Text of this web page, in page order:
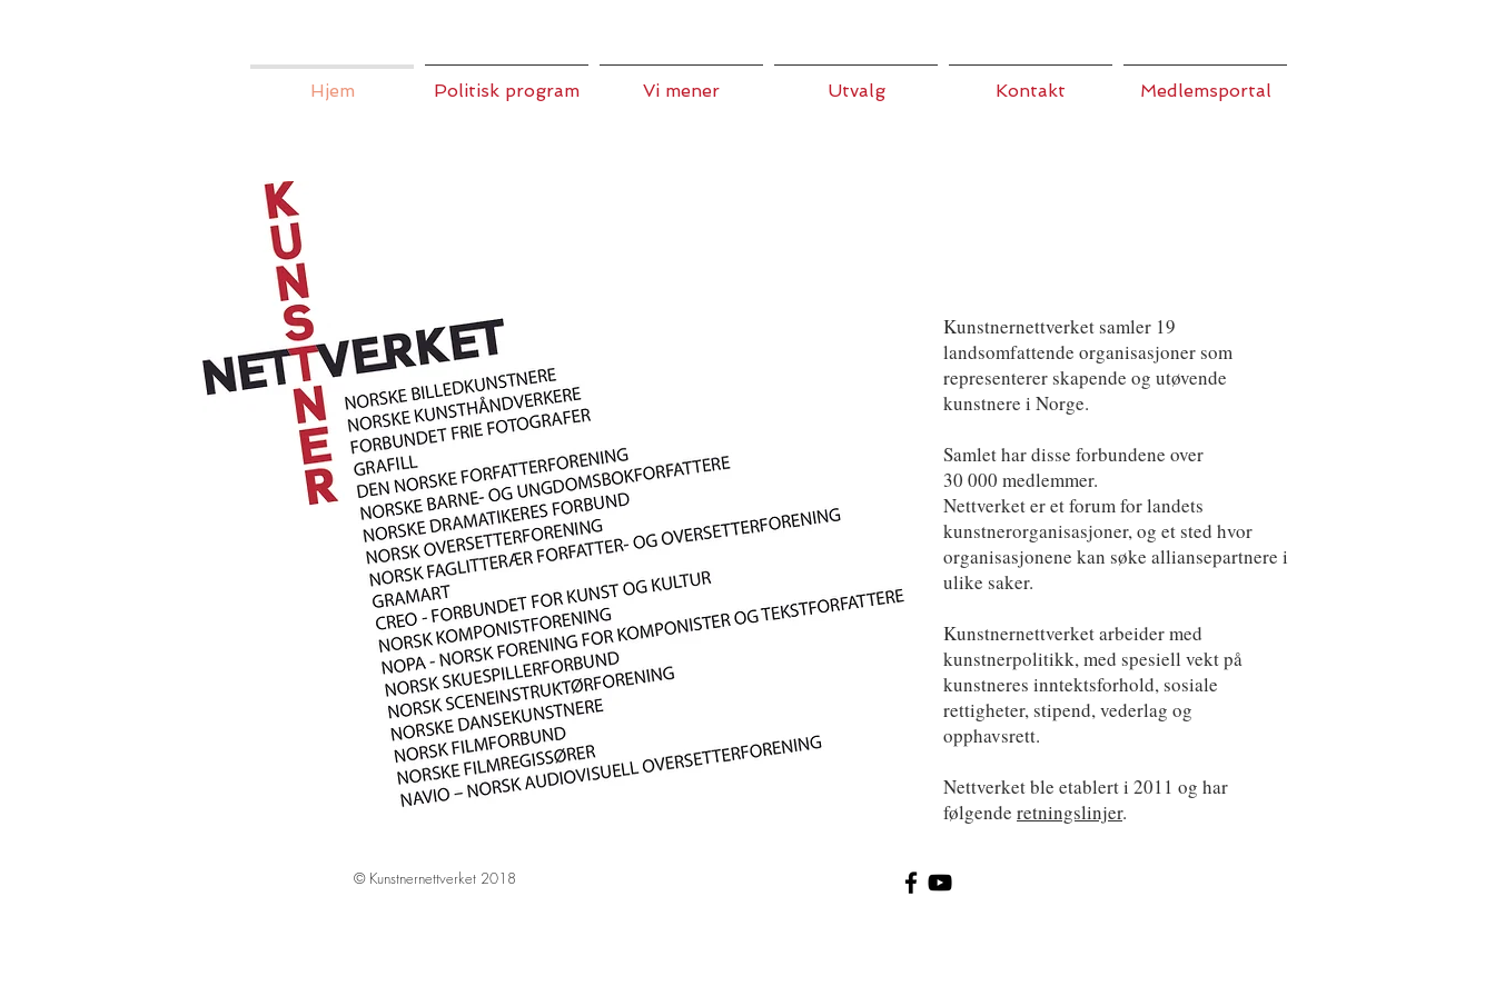
Hjem Politisk program Vi mener Utvalg Kontakt Medlemsportal
Kunstnernettverket samler 19
landsomfattende organisasjoner som
representerer skapende og utøvende
kunstnere i Norge.
Samlet har disse forbundene over
30 000 medlemmer.
Nettverket er et forum for landets
kunstnerorganisasjoner, og et sted hvor
organisasjonene kan søke alliansepartnere i
ulike saker.
Kunstnernettverket arbeider med
kunstnerpolitikk, med spesiell vekt på
kunstneres inntektsforhold, sosiale
rettigheter, stipend, vederlag og
opphavsrett.
Nettverket ble etablert i 2011 og har
følgende retningslinjer.
© Kunstnernettverket 2018